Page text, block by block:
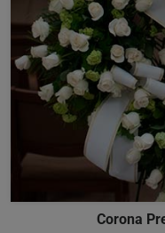
Corona